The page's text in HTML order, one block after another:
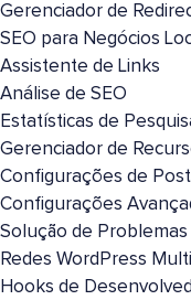
Gerenciador de
SEO para Negócios
Assistente de Links
Análise de SEO
Estatísticas de
Gerenciador de
Configurações de
Configurações
Solução de Problemas
Redes WordPress
Hooks de